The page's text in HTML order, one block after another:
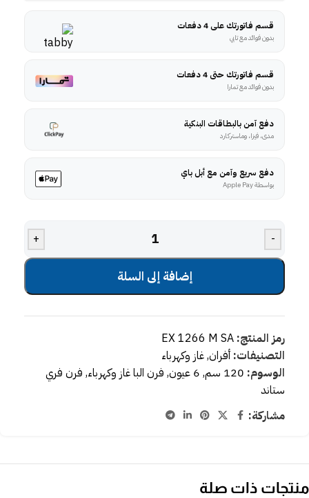
قسم فاتورتك على 4 دفعات
بدون فوائد مع تابي
قسم فاتورتك حتى 4 دفعات
بدون فوائد مع تمارا
دفع آمن بالبطاقات البنكية
مدى، فيزا، وماستركارد
دفع سريع وآمن مع أبل باي
بواسطة Apple Pay
-
+
إضافة إلى السلة
رمز المنتج: EX 1266 M SA
التصنيفات: أفران,غاز وكهرباء
الوسوم: 120 سم , 6 عيون , فرن البا غاز وكهرباء, فرن فري
ستاند
مشاركة:
منتجات ذات صلة